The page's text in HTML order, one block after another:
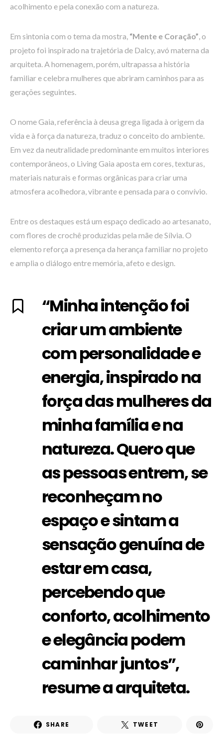
acolhimento e pela conexão com a natureza.
Em sintonia com o tema da mostra, “Mente e Coração” , o
projeto foi inspirado na trajetória de Dalcy, avó materna da
arquiteta. A homenagem, porém, ultrapassa a história
familiar e celebra mulheres que abriram caminhos para as
gerações seguintes.
O nome Gaia, referência à deusa grega ligada à origem da
vida e à força da natureza, traduz o conceito do ambiente.
Em vez da neutralidade predominante em muitos interiores
contemporâneos, o Living Gaia aposta em cores, texturas,
materiais naturais e formas orgânicas para criar uma
atmosfera acolhedora, vibrante e pensada para o convívio.
Entre os destaques está um espaço dedicado ao artesanato,
com flores de crochê produzidas pela mãe de Sílvia. O
elemento reforça a presença da herança familiar no projeto
e amplia o diálogo entre memória, afeto e design.
“Minha intenção foi
criar um ambiente
com personalidade e
energia, inspirado na
força das mulheres da
minha família e na
natureza. Quero que
as pessoas entrem, se
reconheçam no
espaço e sintam a
sensação genuína de
estar em casa,
percebendo que
conforto, acolhimento
e elegância podem
caminhar juntos”,
resume a arquiteta.
SHARE TWEET